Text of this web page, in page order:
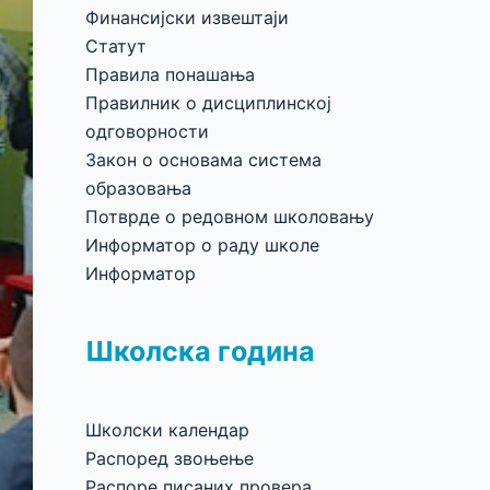
Финансијски извештаји
Статут
Правила понашања
Правилник о дисциплинској
одговорности
Закон о основама система
образовања
Потврде о редовном школовању
Информатор о раду школе
Информатор
Школска година
Школски календар
Распоред звоњење